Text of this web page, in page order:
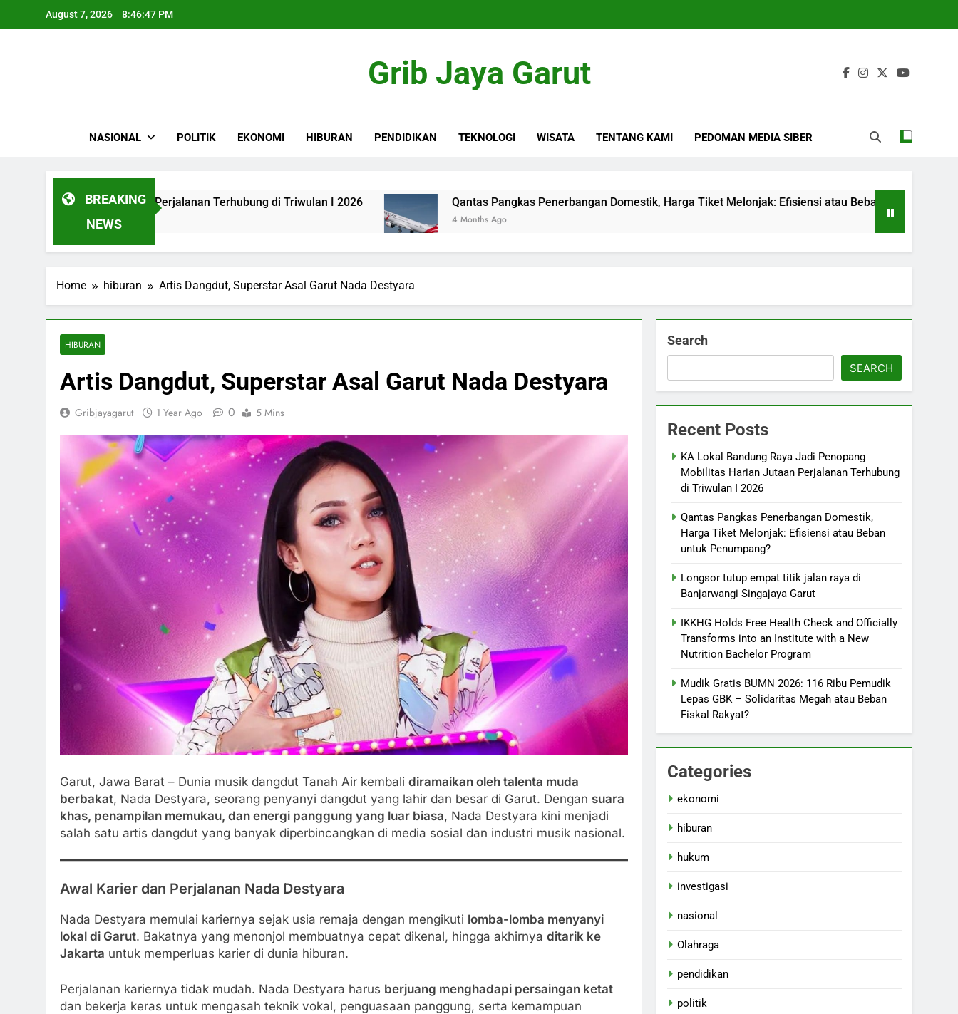
August 7, 2026 8:46:48 PM
Grib Jaya Garut
NASIONAL POLITIK EKONOMI HIBURAN PENDIDIKAN TEKNOLOGI WISATA TENTANG KAMI PEDOMAN MEDIA SIBER
BREAKING
NEWS
Harian Jutaan Perjalanan Terhubung di Triwulan I 2026 Qantas Pangkas Penerbangan Domestik, Harga Tiket Melonjak: Efisiensi atau Beban untuk Penumpang?
4 Months Ago
Home hiburan Artis Dangdut, Superstar Asal Garut Nada Destyara
HIBURAN
Artis Dangdut, Superstar Asal Garut Nada Destyara
Gribjayagarut 1 Year Ago 0 5 Mins
Garut, Jawa Barat – Dunia musik dangdut Tanah Air kembali diramaikan oleh talenta muda
berbakat, Nada Destyara, seorang penyanyi dangdut yang lahir dan besar di Garut. Dengan suara
khas, penampilan memukau, dan energi panggung yang luar biasa, Nada Destyara kini menjadi
salah satu artis dangdut yang banyak diperbincangkan di media sosial dan industri musik nasional.
Awal Karier dan Perjalanan Nada Destyara
Nada Destyara memulai kariernya sejak usia remaja dengan mengikuti lomba-lomba menyanyi
lokal di Garut. Bakatnya yang menonjol membuatnya cepat dikenal, hingga akhirnya ditarik ke
Jakarta untuk memperluas karier di dunia hiburan.
Perjalanan kariernya tidak mudah. Nada Destyara harus berjuang menghadapi persaingan ketat
dan bekerja keras untuk mengasah teknik vokal, penguasaan panggung, serta kemampuan
Search
SEARCH
Recent Posts
KA Lokal Bandung Raya Jadi Penopang
Mobilitas Harian Jutaan Perjalanan Terhubung
di Triwulan I 2026
Qantas Pangkas Penerbangan Domestik,
Harga Tiket Melonjak: Efisiensi atau Beban
untuk Penumpang?
Longsor tutup empat titik jalan raya di
Banjarwangi Singajaya Garut
IKKHG Holds Free Health Check and Officially
Transforms into an Institute with a New
Nutrition Bachelor Program
Mudik Gratis BUMN 2026: 116 Ribu Pemudik
Lepas GBK – Solidaritas Megah atau Beban
Fiskal Rakyat?
Categories
ekonomi
hiburan
hukum
investigasi
nasional
Olahraga
pendidikan
politik